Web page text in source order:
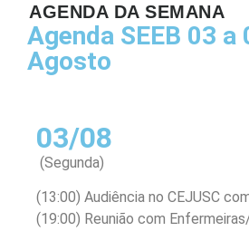
AGENDA DA SEMANA
Agenda SEEB 03 a
Agosto
03/08
(Segunda)
(13:00) Audiência no CEJUSC
(19:00) Reunião com